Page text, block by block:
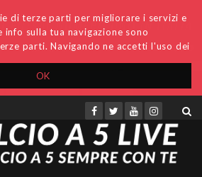
OK
di terze parti per migliorare i servizi e
info sulla tua navigazione sono
parti. Navigando ne accetti l'uso dei
Invio comunicati Redazione